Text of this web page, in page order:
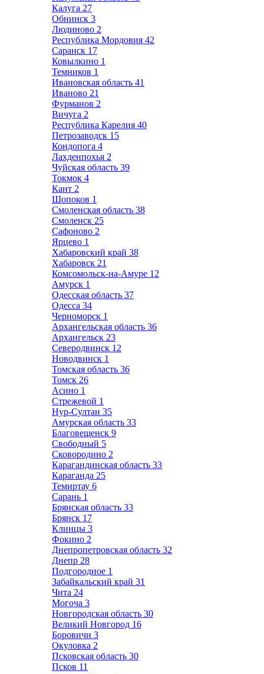
Калуга 27
Обнинск 3
Людиново 2
Республика Мордовия 42
Саранск 17
Ковылкино 1
Темников 1
Ивановская область 41
Иваново 21
Фурманов 2
Вичуга 2
Республика Карелия 40
Петрозаводск 15
Кондопога 4
Лахденпохья 2
Чуйская область 39
Токмок 4
Кант 2
Шопоков 1
Смоленская область 38
Смоленск 25
Сафоново 2
Ярцево 1
Хабаровский край 38
Хабаровск 21
Комсомольск-на-Амуре 12
Амурск 1
Одесская область 37
Одесса 34
Черноморск 1
Архангельская область 36
Архангельск 23
Северодвинск 12
Новодвинск 1
Томская область 36
Томск 26
Асино 1
Стрежевой 1
Нур-Султан 35
Амурская область 33
Благовещенск 9
Свободный 5
Сковородино 2
Карагандинская область 33
Караганда 25
Темиртау 6
Сарань 1
Брянская область 33
Брянск 17
Клинцы 3
Фокино 2
Днепропетровская область 32
Днепр 28
Подгородное 1
Забайкальский край 31
Чита 24
Могоча 3
Новгородская область 30
Великий Новгород 16
Боровичи 3
Окуловка 2
Псковская область 30
Псков 11